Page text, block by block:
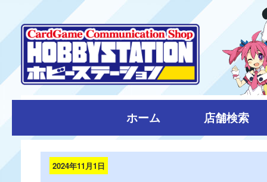
ホーム 店舗検索
2024年11月1日